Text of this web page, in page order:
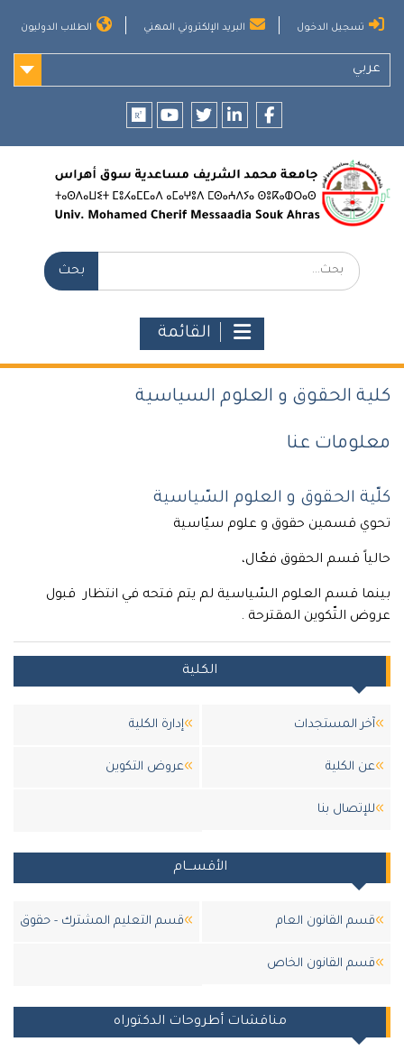
تسجيل الدخول البريد الإلكتروني المهني الطلاب الدوليون
عربي
بحث:
القائمة
كلية الحقوق و العلوم السياسية
معلومات عنا
كلّية الحقوق و العلوم السّياسية
تحوي قسمين حقوق و علوم سيّاسية
حالياً قسم الحقوق فعّال،
بينما قسم العلوم السّياسية لم يتم فتحه في انتظار قبول
عروض التّكوين المقترحة .
الكلية
آخر المستجدات إدارة الكلية
عن الكلية عروض التكوين
للإتصال بنا
الأقســـام
قسم القانون العام قسم التعليم المشترك - حقوق
قسم القانون الخاص
مناقشات أطروحات الدكتوراه